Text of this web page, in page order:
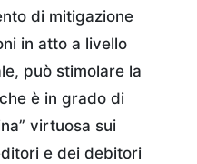
di mitigazione
in atto a livello
può stimolare la
è in grado di
virtuosa sui
e dei debitori